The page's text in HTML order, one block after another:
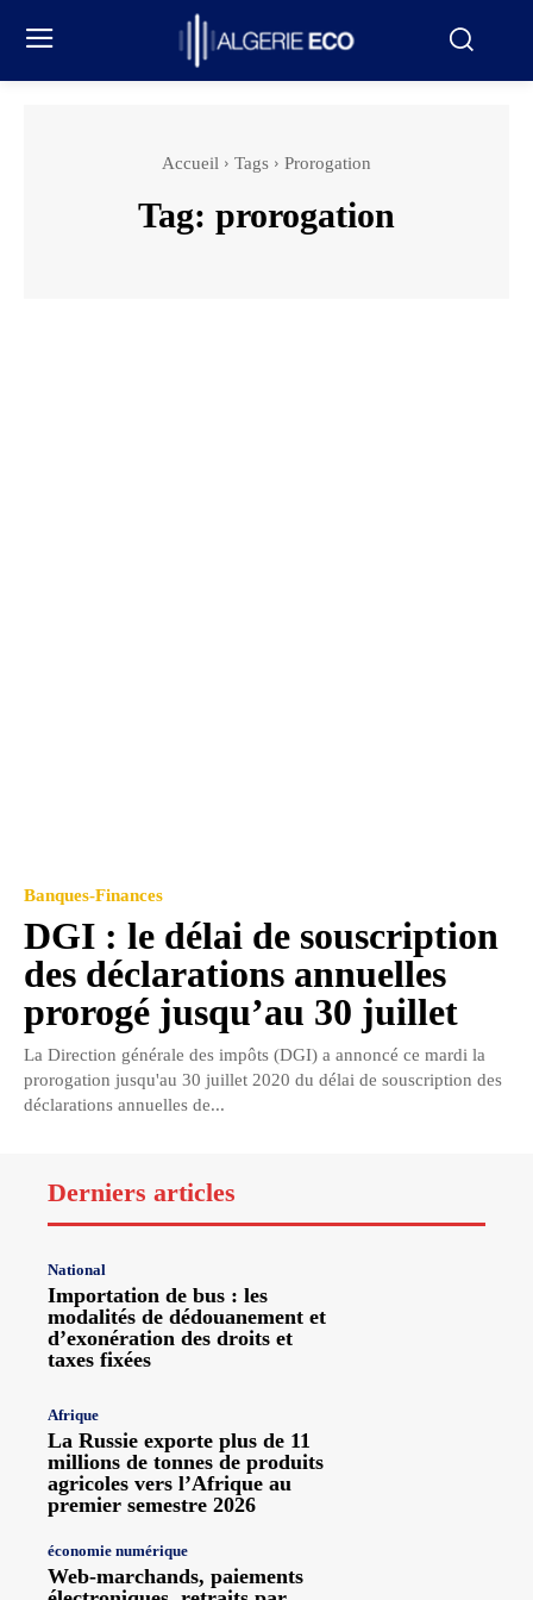
Accueil Tags Prorogation
Tag: prorogation
Banques-Finances
DGI : le délai de souscription
des déclarations annuelles
prorogé jusqu’au 30 juillet
La Direction générale des impôts (DGI) a annoncé ce mardi la
prorogation jusqu'au 30 juillet 2020 du délai de souscription des
déclarations annuelles de...
Derniers articles
National
Importation de bus : les
modalités de dédouanement et
d’exonération des droits et
taxes fixées
Afrique
La Russie exporte plus de 11
millions de tonnes de produits
agricoles vers l’Afrique au
premier semestre 2026
économie numérique
Web-marchands, paiements